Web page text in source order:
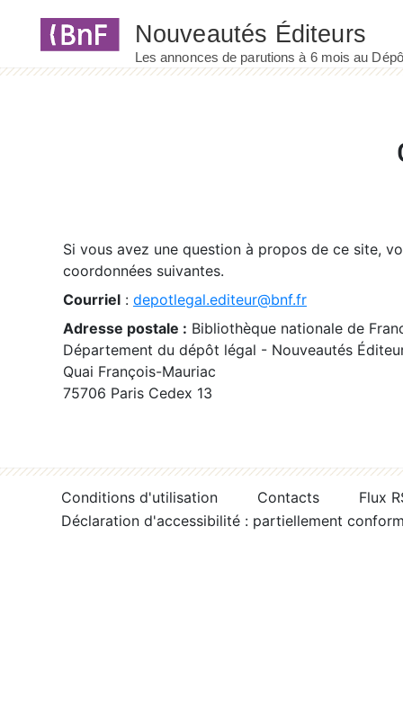
Si vous avez une question à propos de ce site,
coordonnées suivantes.
Courriel : depotlegal.editeur@bnf.fr
Adresse postale : Bibliothèque nationale de
Département du dépôt légal - Nouveautés
Quai François-Mauriac
75706 Paris Cedex 13
Conditions d'utilisation Contacts
Flux
Déclaration d'accessibilité : partiellement